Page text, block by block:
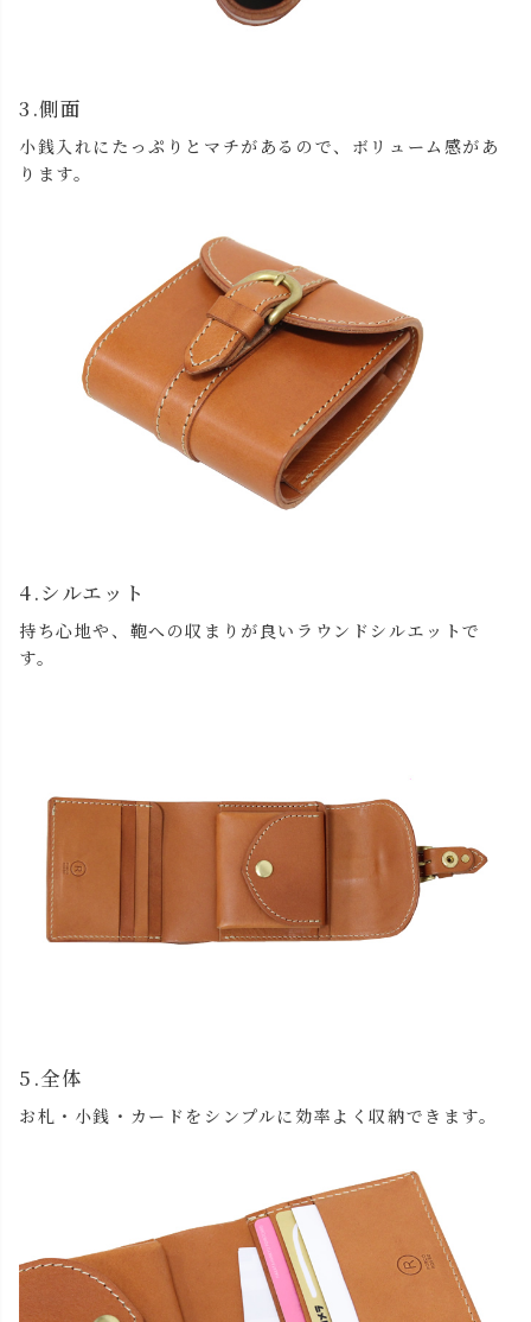
3.側面
小銭入れにたっぷりとマチがあるので、ボリューム感があ
ります。
4.シルエット
持ち心地や、鞄への収まりが良いラウンドシルエットで
す。
5.全体
お札・小銭・カードをシンプルに効率よく収納できます。